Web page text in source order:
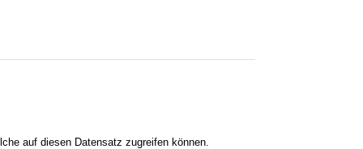
auf diesen Datensatz zugreifen können.